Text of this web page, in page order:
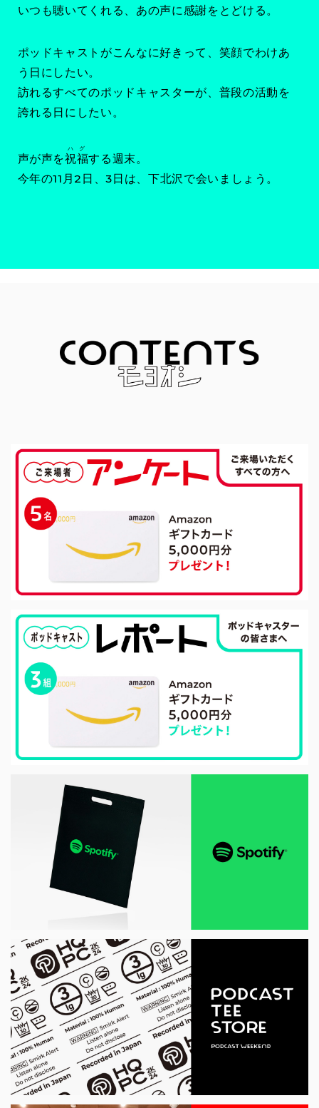
いつも聴いてくれる、あの声に感謝をとどける。
ポッドキャストがこんなに好きって、笑顔でわけあ
う日にしたい。
訪れるすべてのポッドキャスターが、普段の活動を
誇れる日にしたい。
声が声を祝福
ハグ
する週末。
今年の11月2日、3日は、下北沢で会いましょう。